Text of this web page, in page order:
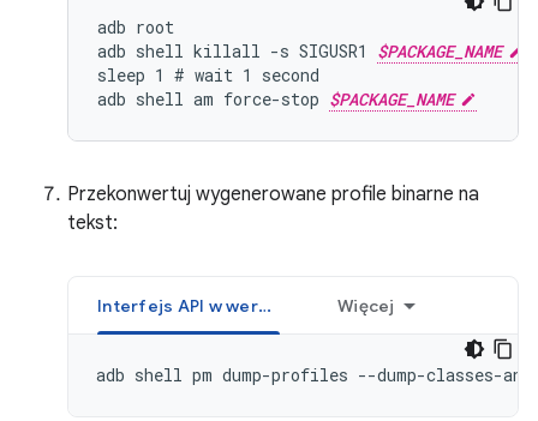
adb root
adb shell killall -s SIGUSR1 $PACKAGE_NAME
sleep 1 # wait 1 second
adb shell am force-stop $PACKAGE_NAME
Przekonwertuj wygenerowane profile binarne na
tekst:
Interfejs API w wersji 34 lub nowszej Więcej
adb shell pm dump-profiles --dump-classes-